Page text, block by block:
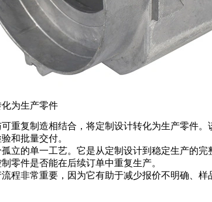
为生产零件
重复制造相结合，将定制设计转化为生产零件
和批量交付。
立的单一工艺。它是从定制设计到稳定生产的
零件是否能在后续订单中重复生产。
程非常重要，因为它有助于减少报价不明确、